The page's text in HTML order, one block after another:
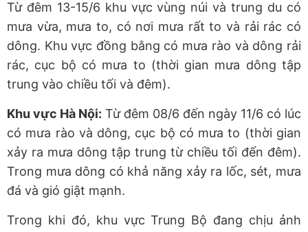
Từ đêm 13-15/6 khu vực vùng núi và trung du có
mưa vừa, mưa to, có nơi mưa rất to và rải rác có
dông. Khu vực đồng bằng có mưa rào và dông rải
rác, cục bộ có mưa to (thời gian mưa dông tập
trung vào chiều tối và đêm).
Khu vực Hà Nội: Từ đêm 08/6 đến ngày 11/6 có lúc
có mưa rào và dông, cục bộ có mưa to (thời gian
xảy ra mưa dông tập trung từ chiều tối đến đêm).
Trong mưa dông có khả năng xảy ra lốc, sét, mưa
đá và gió giật mạnh.
Trong khi đó, khu vực Trung Bộ đang chịu ảnh